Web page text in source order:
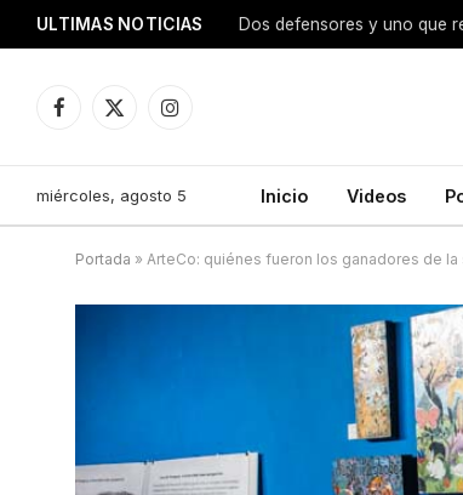
ULTIMAS NOTICIAS Dos defensores y uno que
Facebook
X
Instagram
miércoles, agosto 5 Inicio Videos
Portada » ArteCo: quiénes fueron los ganadores de